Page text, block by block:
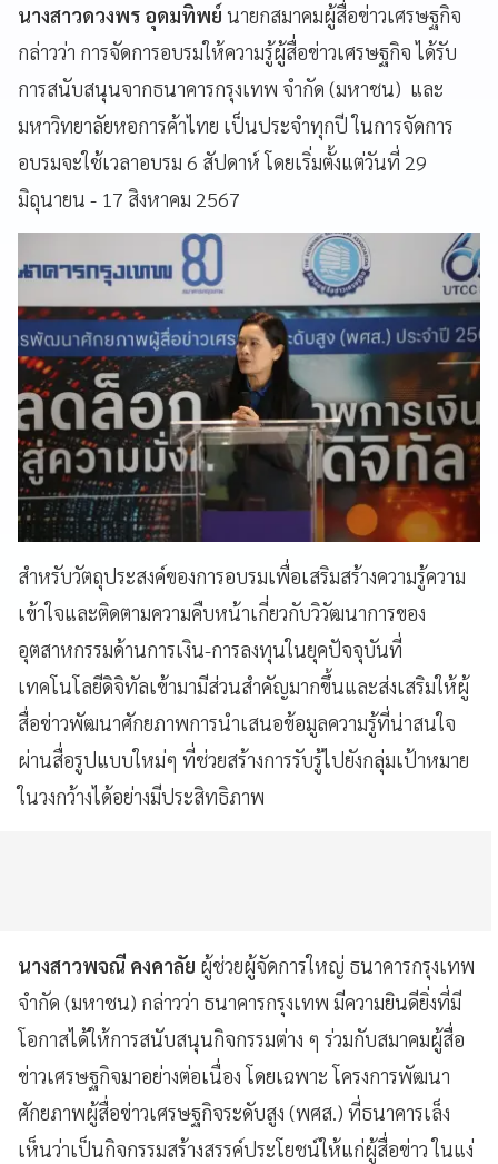
นางสาวดวงพร อุดมทิพย์ นายกสมาคมผู้สื่อข่าวเศรษฐกิจ
กล่าวว่า การจัดการอบรมให้ความรู้ผู้สื่อข่าวเศรษฐกิจ ได้รับ
การสนับสนุนจากธนาคารกรุงเทพ จำกัด (มหาชน) และ
มหาวิทยาลัยหอการค้าไทย เป็นประจำทุกปี ในการจัดการ
อบรมจะใช้เวลาอบรม 6 สัปดาห์ โดยเริ่มตั้งแต่วันที่ 29
มิถุนายน - 17 สิงหาคม 2567
สำหรับวัตถุประสงค์ของการอบรมเพื่อเสริมสร้างความรู้ความ
เข้าใจและติดตามความคืบหน้าเกี่ยวกับวิวัฒนาการของ
อุตสาหกรรมด้านการเงิน-การลงทุนในยุคปัจจุบันที่
เทคโนโลยีดิจิทัลเข้ามามีส่วนสำคัญมากขึ้นและส่งเสริมให้ผู้
สื่อข่าวพัฒนาศักยภาพการนำเสนอข้อมูลความรู้ที่น่าสนใจ
ผ่านสื่อรูปแบบใหม่ๆ ที่ช่วยสร้างการรับรู้ไปยังกลุ่มเป้าหมาย
ในวงกว้างได้อย่างมีประสิทธิภาพ
นางสาวพจณี คงคาลัย ผู้ช่วยผู้จัดการใหญ่ ธนาคารกรุงเทพ
จำกัด (มหาชน) กล่าวว่า ธนาคารกรุงเทพ มีความยินดียิ่งที่มี
โอกาสได้ให้การสนับสนุนกิจกรรมต่าง ๆ ร่วมกับสมาคมผู้สื่อ
ข่าวเศรษฐกิจมาอย่างต่อเนื่อง โดยเฉพาะ โครงการพัฒนา
ศักยภาพผู้สื่อข่าวเศรษฐกิจระดับสูง (พศส.) ที่ธนาคารเล็ง
เห็นว่าเป็นกิจกรรมสร้างสรรค์ประโยชน์ให้แก่ผู้สื่อข่าว ในแง่